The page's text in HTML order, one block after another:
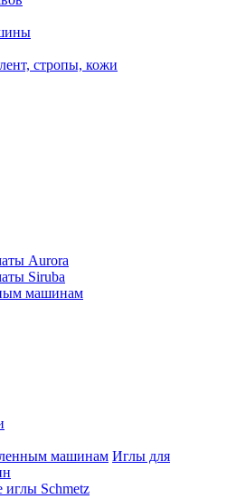
стропы, кожи
Aurora
Siruba
машинам
машинам Иглы для
Schmetz